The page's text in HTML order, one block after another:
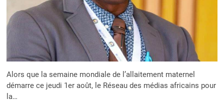
Alors que la semaine mondiale de l’allaitement maternel
démarre ce jeudi 1er août, le Réseau des médias africains pour
la…